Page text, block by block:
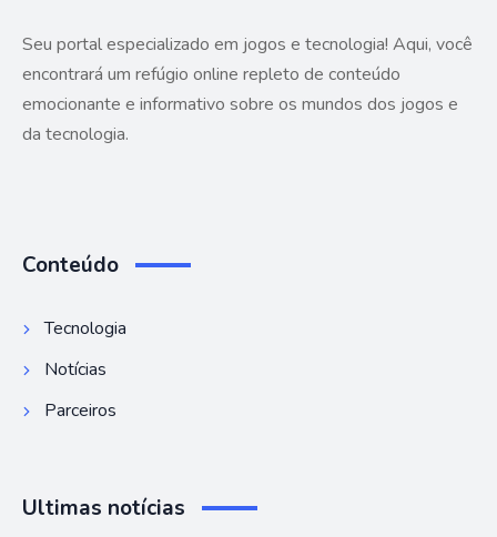
Seu portal especializado em jogos e tecnologia! Aqui, você
encontrará um refúgio online repleto de conteúdo
emocionante e informativo sobre os mundos dos jogos e
da tecnologia.
Conteúdo
Tecnologia
Notícias
Parceiros
Ultimas notícias